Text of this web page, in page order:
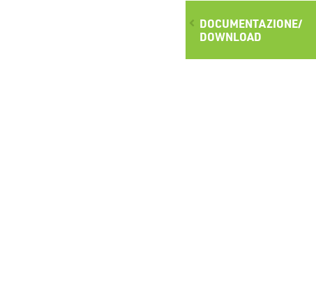
DOCUMENTAZIONE/
DOWNLOAD